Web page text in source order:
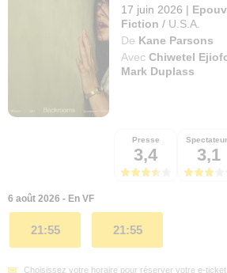
17 juin 2026 |
Fiction / U.S.A.
De Kane Parsons
Avec Chiwetel
Mark Duplass
Presse
3,4 3,1
6 août 2026 - En VF
21:55 21:55
Choisissez votre horaire pour réserver votre e-ticket.